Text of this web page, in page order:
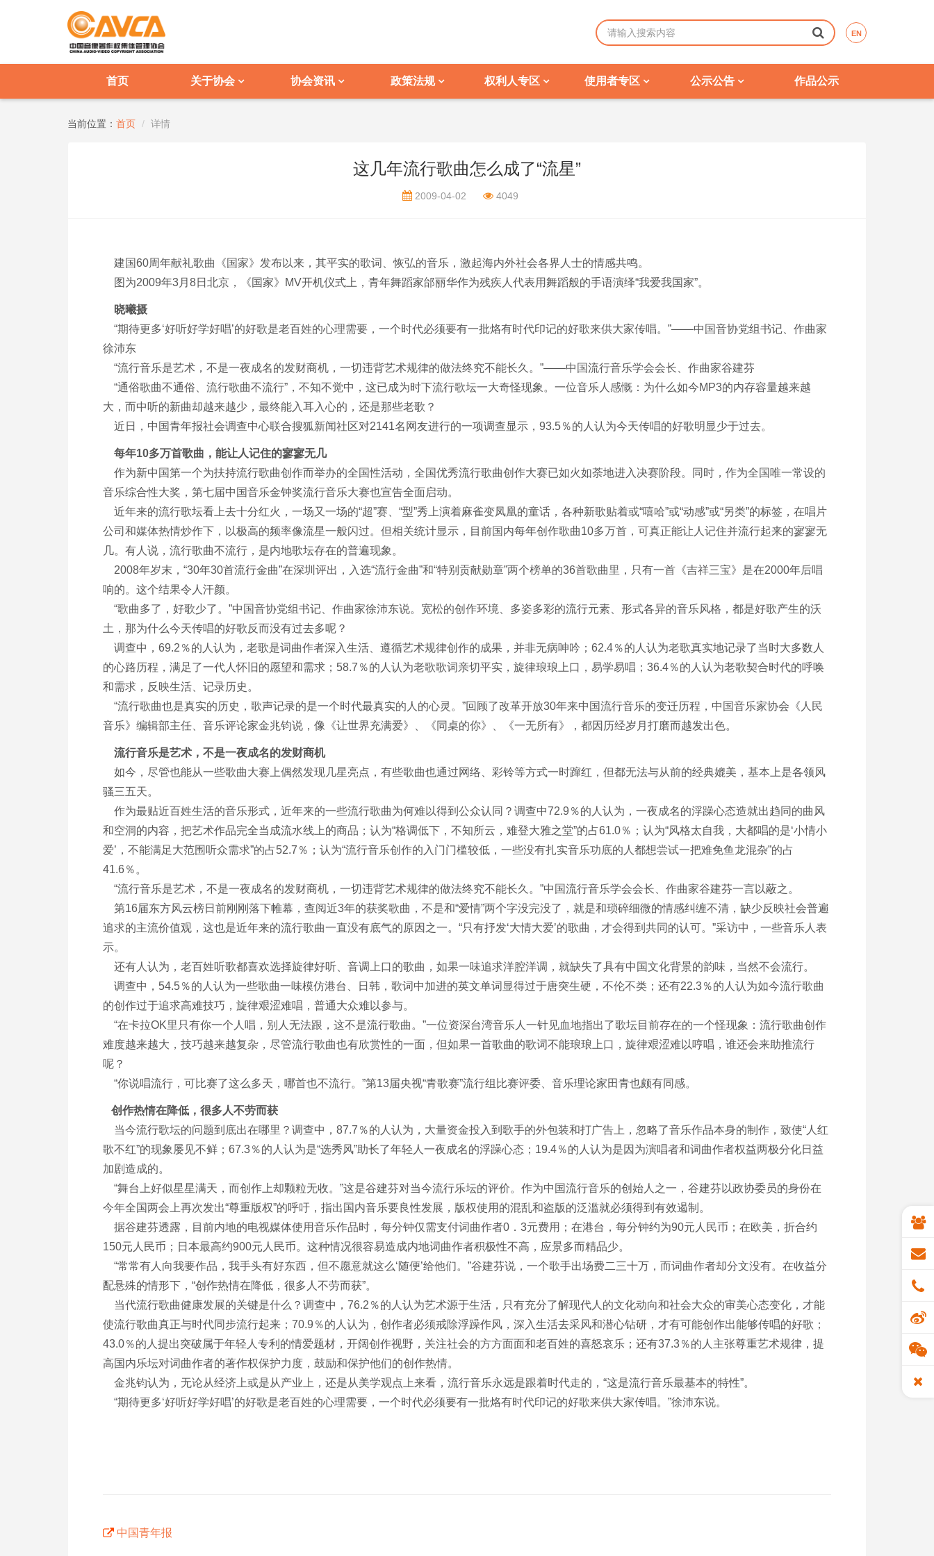
EN
首页 关于协会 协会资讯 政策法规 权利人专区 使用者专区 公示公告 作品公示
当前位置： 首页 详情
这几年流行歌曲怎么成了“流星”
2009-04-02 4049
建国60周年献礼歌曲《国家》发布以来，其平实的歌词、恢弘的音乐，激起海内外社会各界人士的情感共鸣。
图为2009年3月8日北京，《国家》MV开机仪式上，青年舞蹈家邰丽华作为残疾人代表用舞蹈般的手语演绎“我爱我国家”。
晓曦摄
“期待更多‘好听好学好唱’的好歌是老百姓的心理需要，一个时代必须要有一批烙有时代印记的好歌来供大家传唱。”——中国音协党组书记、作曲家
徐沛东
“流行音乐是艺术，不是一夜成名的发财商机，一切违背艺术规律的做法终究不能长久。”——中国流行音乐学会会长、作曲家谷建芬
“通俗歌曲不通俗、流行歌曲不流行”，不知不觉中，这已成为时下流行歌坛一大奇怪现象。一位音乐人感慨：为什么如今MP3的内存容量越来越
大，而中听的新曲却越来越少，最终能入耳入心的，还是那些老歌？
近日，中国青年报社会调查中心联合搜狐新闻社区对2141名网友进行的一项调查显示，93.5％的人认为今天传唱的好歌明显少于过去。
每年10多万首歌曲，能让人记住的寥寥无几
作为新中国第一个为扶持流行歌曲创作而举办的全国性活动，全国优秀流行歌曲创作大赛已如火如荼地进入决赛阶段。同时，作为全国唯一常设的
音乐综合性大奖，第七届中国音乐金钟奖流行音乐大赛也宣告全面启动。
近年来的流行歌坛看上去十分红火，一场又一场的“超”赛、“型”秀上演着麻雀变凤凰的童话，各种新歌贴着或“嘻哈”或“动感”或“另类”的标签，在唱片
公司和媒体热情炒作下，以极高的频率像流星一般闪过。但相关统计显示，目前国内每年创作歌曲10多万首，可真正能让人记住并流行起来的寥寥无
几。有人说，流行歌曲不流行，是内地歌坛存在的普遍现象。
2008年岁末，“30年30首流行金曲”在深圳评出，入选“流行金曲”和“特别贡献勋章”两个榜单的36首歌曲里，只有一首《吉祥三宝》是在2000年后唱
响的。这个结果令人汗颜。
“歌曲多了，好歌少了。”中国音协党组书记、作曲家徐沛东说。宽松的创作环境、多姿多彩的流行元素、形式各异的音乐风格，都是好歌产生的沃
土，那为什么今天传唱的好歌反而没有过去多呢？
调查中，69.2％的人认为，老歌是词曲作者深入生活、遵循艺术规律创作的成果，并非无病呻吟；62.4％的人认为老歌真实地记录了当时大多数人
的心路历程，满足了一代人怀旧的愿望和需求；58.7％的人认为老歌歌词亲切平实，旋律琅琅上口，易学易唱；36.4％的人认为老歌契合时代的呼唤
和需求，反映生活、记录历史。
“流行歌曲也是真实的历史，歌声记录的是一个时代最真实的人的心灵。”回顾了改革开放30年来中国流行音乐的变迁历程，中国音乐家协会《人民
音乐》编辑部主任、音乐评论家金兆钧说，像《让世界充满爱》、《同桌的你》、《一无所有》，都因历经岁月打磨而越发出色。
流行音乐是艺术，不是一夜成名的发财商机
如今，尽管也能从一些歌曲大赛上偶然发现几星亮点，有些歌曲也通过网络、彩铃等方式一时蹿红，但都无法与从前的经典媲美，基本上是各领风
骚三五天。
作为最贴近百姓生活的音乐形式，近年来的一些流行歌曲为何难以得到公众认同？调查中72.9％的人认为，一夜成名的浮躁心态造就出趋同的曲风
和空洞的内容，把艺术作品完全当成流水线上的商品；认为“格调低下，不知所云，难登大雅之堂”的占61.0％；认为“风格太自我，大都唱的是‘小情小
爱’，不能满足大范围听众需求”的占52.7％；认为“流行音乐创作的入门门槛较低，一些没有扎实音乐功底的人都想尝试一把难免鱼龙混杂”的占
41.6％。
“流行音乐是艺术，不是一夜成名的发财商机，一切违背艺术规律的做法终究不能长久。”中国流行音乐学会会长、作曲家谷建芬一言以蔽之。
第16届东方风云榜日前刚刚落下帷幕，查阅近3年的获奖歌曲，不是和“爱情”两个字没完没了，就是和琐碎细微的情感纠缠不清，缺少反映社会普遍
追求的主流价值观，这也是近年来的流行歌曲一直没有底气的原因之一。“只有抒发‘大情大爱’的歌曲，才会得到共同的认可。”采访中，一些音乐人表
示。
还有人认为，老百姓听歌都喜欢选择旋律好听、音调上口的歌曲，如果一味追求洋腔洋调，就缺失了具有中国文化背景的韵味，当然不会流行。
调查中，54.5％的人认为一些歌曲一味模仿港台、日韩，歌词中加进的英文单词显得过于唐突生硬，不伦不类；还有22.3％的人认为如今流行歌曲
的创作过于追求高难技巧，旋律艰涩难唱，普通大众难以参与。
“在卡拉OK里只有你一个人唱，别人无法跟，这不是流行歌曲。”一位资深台湾音乐人一针见血地指出了歌坛目前存在的一个怪现象：流行歌曲创作
难度越来越大，技巧越来越复杂，尽管流行歌曲也有欣赏性的一面，但如果一首歌曲的歌词不能琅琅上口，旋律艰涩难以哼唱，谁还会来助推流行
呢？
“你说唱流行，可比赛了这么多天，哪首也不流行。”第13届央视“青歌赛”流行组比赛评委、音乐理论家田青也颇有同感。
创作热情在降低，很多人不劳而获
当今流行歌坛的问题到底出在哪里？调查中，87.7％的人认为，大量资金投入到歌手的外包装和打广告上，忽略了音乐作品本身的制作，致使“人红
歌不红”的现象屡见不鲜；67.3％的人认为是“选秀风”助长了年轻人一夜成名的浮躁心态；19.4％的人认为是因为演唱者和词曲作者权益两极分化日益
加剧造成的。
“舞台上好似星星满天，而创作上却颗粒无收。”这是谷建芬对当今流行乐坛的评价。作为中国流行音乐的创始人之一，谷建芬以政协委员的身份在
今年全国两会上再次发出“尊重版权”的呼吁，指出国内音乐要良性发展，版权使用的混乱和盗版的泛滥就必须得到有效遏制。
据谷建芬透露，目前内地的电视媒体使用音乐作品时，每分钟仅需支付词曲作者0．3元费用；在港台，每分钟约为90元人民币；在欧美，折合约
150元人民币；日本最高约900元人民币。这种情况很容易造成内地词曲作者积极性不高，应景多而精品少。
“常常有人向我要作品，我手头有好东西，但不愿意就这么‘随便’给他们。”谷建芬说，一个歌手出场费二三十万，而词曲作者却分文没有。在收益分
配悬殊的情形下，“创作热情在降低，很多人不劳而获”。
当代流行歌曲健康发展的关键是什么？调查中，76.2％的人认为艺术源于生活，只有充分了解现代人的文化动向和社会大众的审美心态变化，才能
使流行歌曲真正与时代同步流行起来；70.9％的人认为，创作者必须戒除浮躁作风，深入生活去采风和潜心钻研，才有可能创作出能够传唱的好歌；
43.0％的人提出突破属于年轻人专利的情爱题材，开阔创作视野，关注社会的方方面面和老百姓的喜怒哀乐；还有37.3％的人主张尊重艺术规律，提
高国内乐坛对词曲作者的著作权保护力度，鼓励和保护他们的创作热情。
金兆钧认为，无论从经济上或是从产业上，还是从美学观点上来看，流行音乐永远是跟着时代走的，“这是流行音乐最基本的特性”。
“期待更多‘好听好学好唱’的好歌是老百姓的心理需要，一个时代必须要有一批烙有时代印记的好歌来供大家传唱。”徐沛东说。
中国青年报